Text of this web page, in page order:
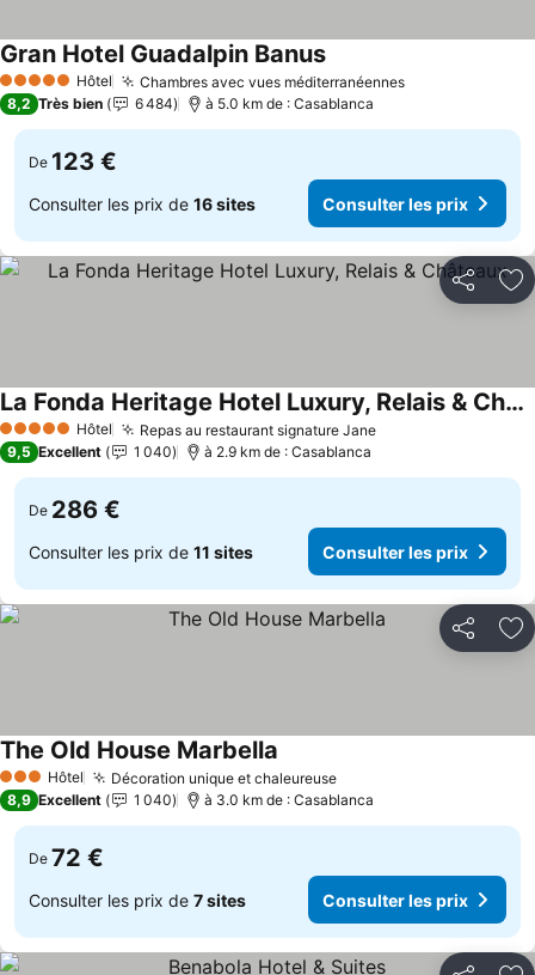
5 Étoiles Hôtel Chambres avec vues méditerranéennes
Gran Hotel Guadalpin Banus
8,2 Très bien 6 484 à 5.0 km de : Casablanca
De 123 €
Consulter les prix de 16 sites Consulter les prix
Partager
5 Étoiles Hôtel Repas au restaurant signature Jane
La Fonda Heritage Hotel Luxury, Relais & Châteaux
9,5 Excellent 1 040 à 2.9 km de : Casablanca
De 286 €
Consulter les prix de 11 sites Consulter les prix
Partager
3 ÉtoilesHôtel Décoration unique et chaleureuse
The Old House Marbella
8,9 Excellent 1 040 à 3.0 km de : Casablanca
De 72 €
Consulter les prix de 7 sites Consulter les prix